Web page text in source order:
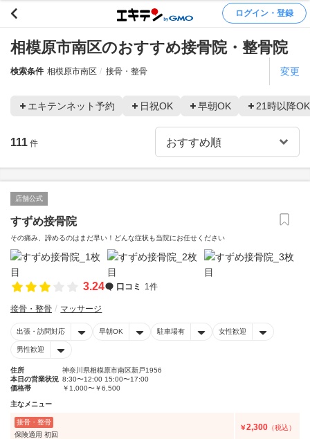
ログイン・登録
相模原市南区のおすすめ接骨院・整骨院
検索条件 相模原市南区 接骨・整骨 変更
エキテンネット予約 日祝OK 早朝OK 21時以降OK
111 件
店舗公式
すずめ接骨院
その痛み、諦めるのはまだ早い！どんな症状も当院にお任せください
3.24 口コミ 1件
接骨・整骨 マッサージ
出張・訪問対応 早朝OK 駐車場有 女性歓迎
男性歓迎
住所
神奈川県相模原市南区新戸1956
本日の営業状況 8:30〜12:00 15:00〜17:00
価格帯
￥1,000〜￥6,500
主なメニュー
接骨・整骨
保険適用 初回
￥2,300 （税込）